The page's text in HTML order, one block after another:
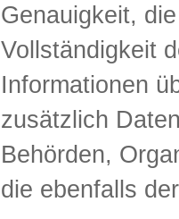
Genauigkeit,
Vollständigkeit
Informationen
zusätzlich
Behörden,
die ebenfalls